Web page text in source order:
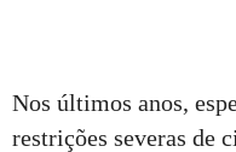
Nos últimos anos,
restrições severas de